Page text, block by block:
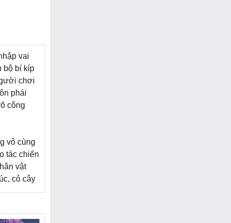
vai
bộ bí kíp
chơi
phái
công
vô cùng
tác chiến
vật
cỏ cây
kiếm